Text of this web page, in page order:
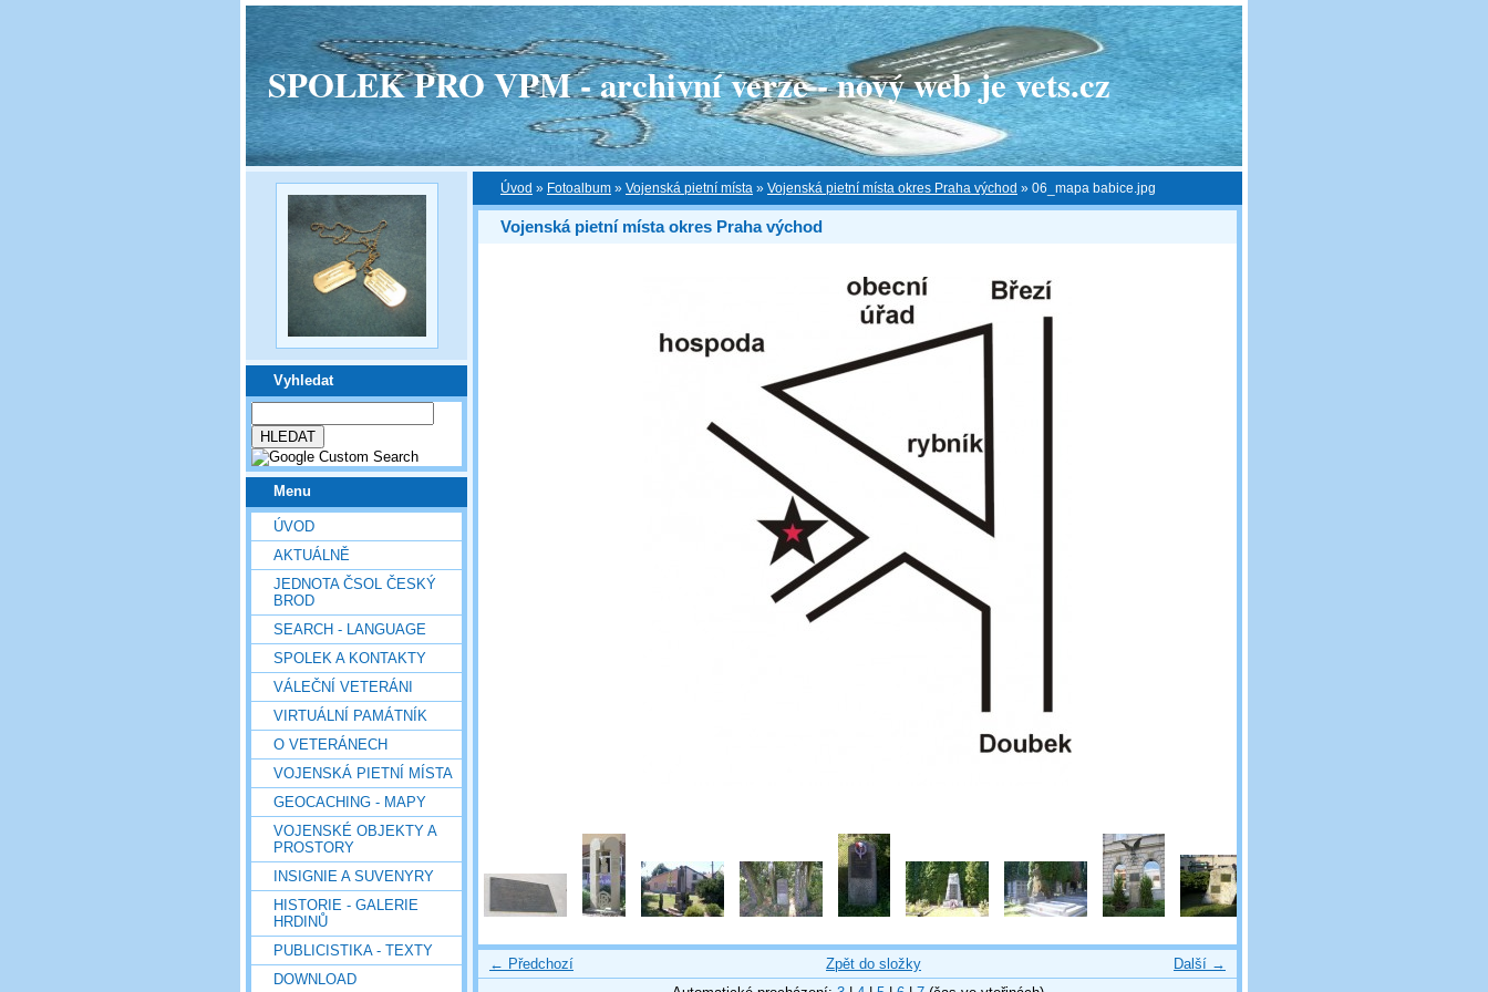
SPOLEK PRO VPM - archivní verze - nový web je vets.cz
Vyhledat
Menu
ÚVOD
AKTUÁLNĚ
JEDNOTA ČSOL ČESKÝ
BROD
SEARCH - LANGUAGE
SPOLEK A KONTAKTY
VÁLEČNÍ VETERÁNI
VIRTUÁLNÍ PAMÁTNÍK
O VETERÁNECH
VOJENSKÁ PIETNÍ MÍSTA
GEOCACHING - MAPY
VOJENSKÉ OBJEKTY A
PROSTORY
INSIGNIE A SUVENYRY
HISTORIE - GALERIE
HRDINŮ
PUBLICISTIKA - TEXTY
DOWNLOAD
Úvod » Fotoalbum » Vojenská pietní místa » Vojenská pietní místa okres Praha východ » 06_mapa babice.jpg
Vojenská pietní místa okres Praha východ
← Předchozí Další →
Zpět do složky